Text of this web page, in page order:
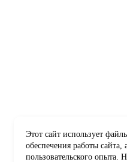
Этот сайт использует
обеспечения работы
пользовательского опыта.